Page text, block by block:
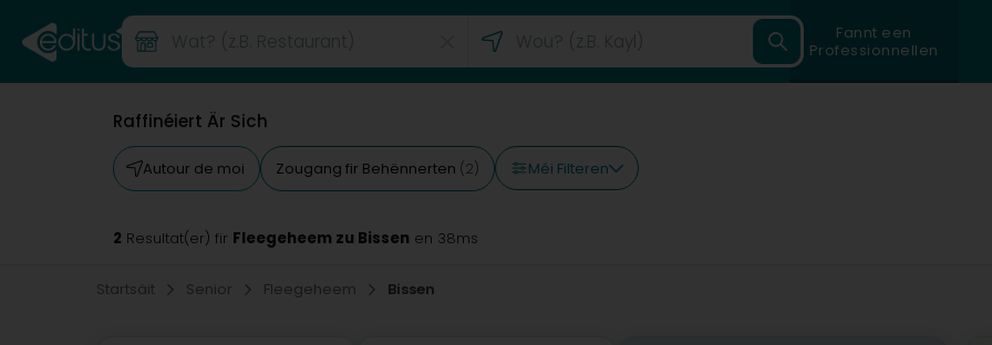
Fannt een
Professionnellen
Raffinéiert Är Sich
Autour de moi Zougang fir Behënnerten (2) Méi Filteren
2 Resultat(er) fir Fleegeheem zu Bissen en 38ms
Startsäit Senior Fleegeheem Bissen